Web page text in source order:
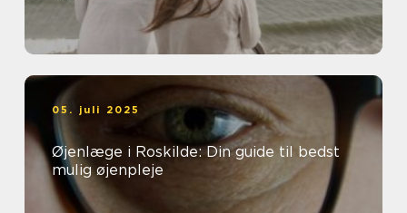
05. juli 2025
Øjenlæge i Roskilde: Din guide til bedst
mulig øjenpleje